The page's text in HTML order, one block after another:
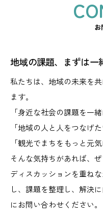
お
地域の課題、まずは一
私たちは、地域の未来を
ます。
「身近な社会の課題を一緒
「地域の人と人をつなげた
「観光でまちをもっと元気
そんな気持ちがあれば、
ディスカッションを重ねな
し、課題を整理し、解決
にお問い合わせください。